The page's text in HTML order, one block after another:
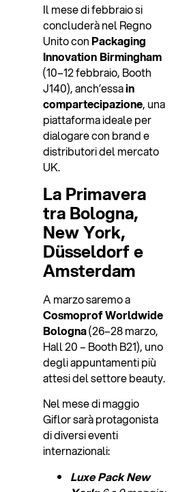
Il mese di febbraio si
concluderà nel Regno
Unito con Packaging
Innovation Birmingham
(10–12 febbraio, Booth
J140), anch’essain
compartecipazione, una
piattaforma ideale per
dialogare con brand e
distributori del mercato
UK.
La Primavera
tra Bologna,
New York,
Düsseldorf e
Amsterdam
A marzo saremo a
Cosmoprof Worldwide
Bologna(26–28 marzo,
Hall 20 – Booth B21), uno
degli appuntamenti più
attesi del settore beauty.
Nel mese di maggio
Giflor sarà protagonista
di diversi eventi
internazionali:
Luxe Pack New